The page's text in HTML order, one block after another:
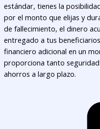
estándar, tienes la
por el monto que elijas y
de fallecimiento, el dinero
entregado a tus
financiero adicional en un
proporciona tanto
ahorros a largo plazo.